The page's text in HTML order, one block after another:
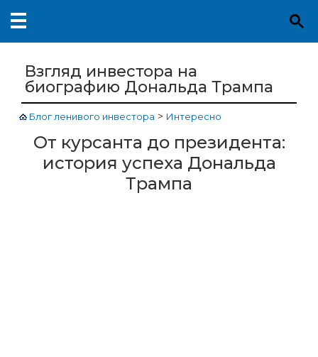
Взгляд инвестора на
биографию Дональда Трампа
Блог ленивого инвестора > Интересно
От курсанта до президента:
история успеха Дональда
Трампа